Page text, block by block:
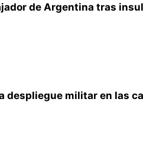
de Argentina tras
despliegue militar en las